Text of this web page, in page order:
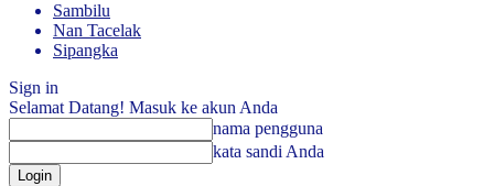
Sambilu
Nan Tacelak
Sipangka
Sign in
Selamat Datang! Masuk ke akun Anda
nama pengguna
kata sandi Anda